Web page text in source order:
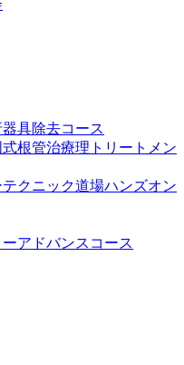
具除去コース
根管治療理トリートメン
クニック道場ハンズオン
アドバンスコース